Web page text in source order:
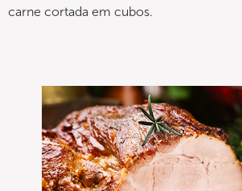
carne cortada em cubos.